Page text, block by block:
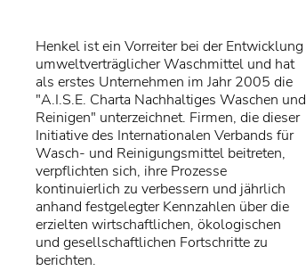
Henkel ist ein Vorreiter bei der Entwicklung
umweltverträglicher Waschmittel und hat
als erstes Unternehmen im Jahr 2005 die
"A.I.S.E. Charta Nachhaltiges Waschen und
Reinigen" unterzeichnet. Firmen, die dieser
Initiative des Internationalen Verbands für
Wasch- und Reinigungsmittel beitreten,
verpflichten sich, ihre Prozesse
kontinuierlich zu verbessern und jährlich
anhand festgelegter Kennzahlen über die
erzielten wirtschaftlichen, ökologischen
und gesellschaftlichen Fortschritte zu
berichten.